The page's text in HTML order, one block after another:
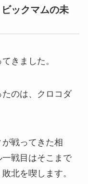
ックマムの未
きました。
のは、クロコダ
戦ってきた相
戦目はそこまで
北を喫します。